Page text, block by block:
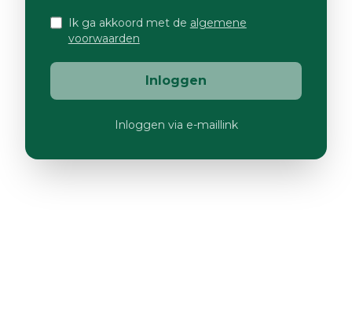
Ik ga akkoord met de algemene
voorwaarden
Inloggen
Inloggen via e-maillink